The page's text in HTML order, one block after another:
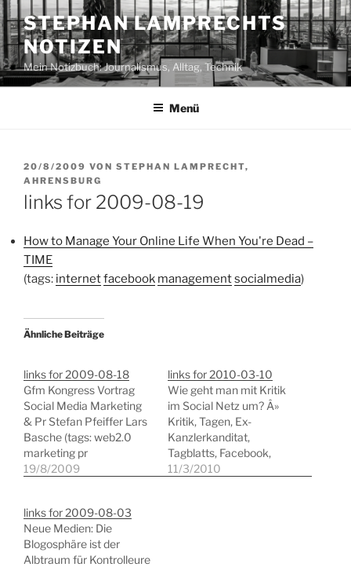
Zum
Inhalt
springen
STEPHAN LAMPRECHTS
NOTIZEN
Mein Notizbuch: Journalismus, Alltag, Technik
Menü
VERÖFFENTLICHT
AM
20/8/2009 VON STEPHAN LAMPRECHT,
AHRENSBURG
links for 2009-08-19
How to Manage Your Online Life When You're Dead –
TIME
(tags: internetfacebook managementsocialmedia)
Ähnliche Beiträge
links for 2009-08-18
Gfm Kongress Vortrag
Social Media Marketing
& Pr Stefan Pfeiffer Lars
Basche (tags: web2.0
marketing pr
socialmedia)
19/8/2009
links for 2010-03-10
Wie geht man mit Kritik
im Social Netz um? Â»
Kritik, Tagen, Ex-
Kanzlerkanditat,
Tagblatts, Facebook,
Artikel Â» e-commerce-
11/3/2010
links for 2009-08-03
Neue Medien: Die
Blogosphäre ist der
Albtraum für Kontrolleure